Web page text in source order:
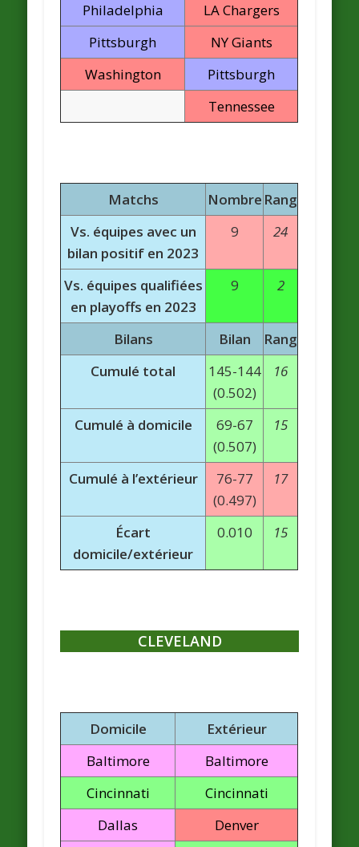
Philadelphia
LA Chargers
Pittsburgh
NY Giants
Washington
Pittsburgh
Tennessee
Matchs Nombre Rang
Vs. équipes avec un
bilan positif en 2023
9 24
Vs. équipes qualifiées
en playoffs en 2023
9 2
Bilans Bilan
Rang
Cumulé total
145-144
(0.502)
16
Cumulé à domicile
69-67
(0.507)
15
Cumulé à l’extérieur
76-77
(0.497)
17
Écart
domicile/extérieur
0.010 15
CLEVELAND
Domicile
Extérieur
Baltimore
Baltimore
Cincinnati
Cincinnati
Dallas
Denver